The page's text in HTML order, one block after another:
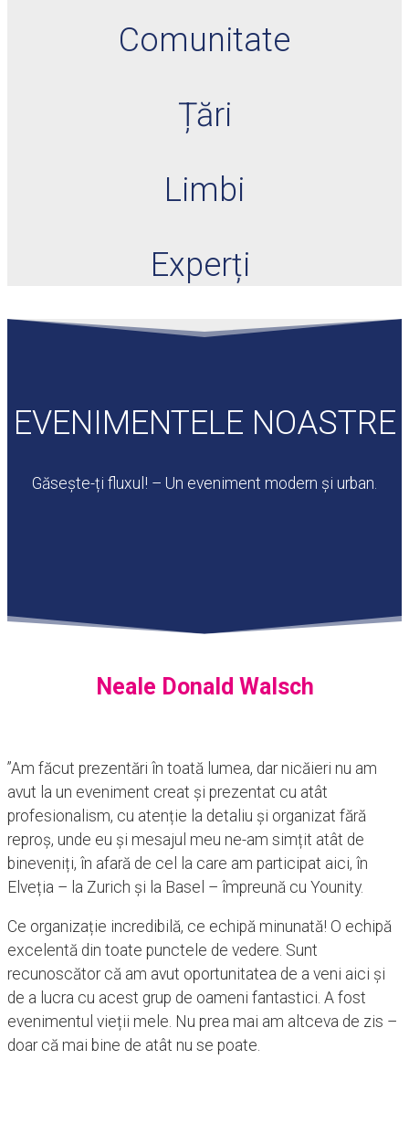
Comunitate
Țări
Limbi
Experți
EVENIMENTELE NOASTRE
Găsește-ți fluxul! – Un eveniment modern și urban.
Neale Donald Walsch
”Am făcut prezentări în toată lumea, dar nicăieri nu am
avut la un eveniment creat și prezentat cu atât
profesionalism, cu atenție la detaliu și organizat fără
reproș, unde eu și mesajul meu ne-am simțit atât de
bineveniți, în afară de cel la care am participat aici, în
Elveția – la Zurich și la Basel – împreună cu Younity.
Ce organizație incredibilă, ce echipă minunată! O echipă
excelentă din toate punctele de vedere. Sunt
recunoscător că am avut oportunitatea de a veni aici și
de a lucra cu acest grup de oameni fantastici. A fost
evenimentul vieții mele. Nu prea mai am altceva de zis –
doar că mai bine de atât nu se poate.